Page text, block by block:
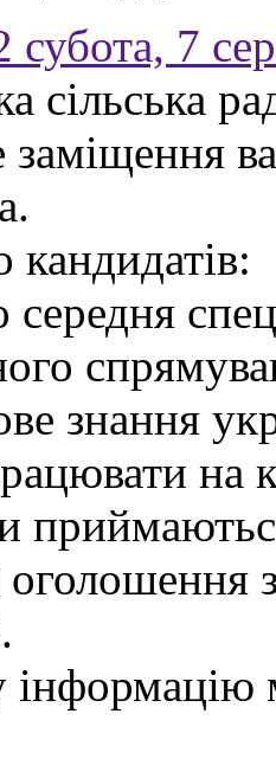
7
сільська
заміщення
знання
на
оголошення